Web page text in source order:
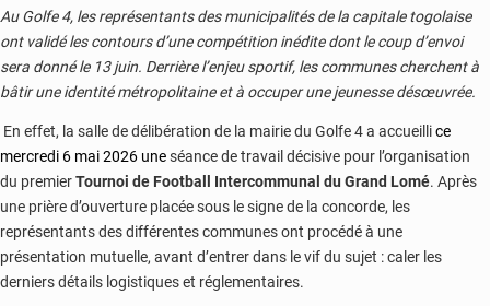
Au Golfe 4, les représentants des municipalités de la capitale togolaise
ont validé les contours d’une compétition inédite dont le coup d’envoi
sera donné le 13 juin. Derrière l’enjeu sportif, les communes cherchent à
bâtir une identité métropolitaine et à occuper une jeunesse désœuvrée.
En effet, la salle de délibération de la mairie du Golfe 4 a accueillice
mercredi 6 mai 2026 uneséance de travail décisive pour l’organisation
du premierTournoi de Football Intercommunal du Grand Lomé. Après
une prière d’ouverture placée sous le signe de la concorde, les
représentants des différentes communes ont procédé à une
présentation mutuelle, avant d’entrer dans le vif du sujet : caler les
derniers détails logistiques et réglementaires.